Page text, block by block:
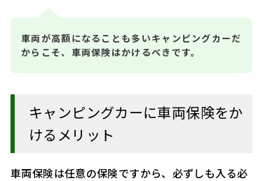
車両が高額になることも多いキャンピングカーだ
からこそ、車両保険はかけるべきです。
キャンピングカーに車両保険をか
けるメリット
車両保険は任意の保険ですから、必ずしも入る必